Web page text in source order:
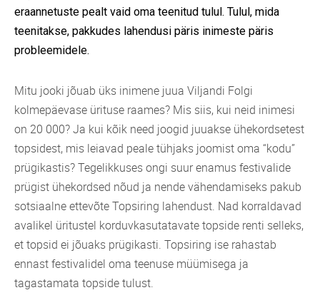
eraannetuste pealt vaid oma teenitud tulul. Tulul, mida
teenitakse, pakkudes lahendusi päris inimeste päris
probleemidele.
Mitu jooki jõuab üks inimene juua Viljandi Folgi
kolmepäevase ürituse raames? Mis siis, kui neid inimesi
on 20 000? Ja kui kõik need joogid juuakse ühekordsetest
topsidest, mis leiavad peale tühjaks joomist oma “kodu”
prügikastis? Tegelikkuses ongi suur enamus festivalide
prügist ühekordsed nõud ja nende vähendamiseks pakub
sotsiaalne ettevõte Topsiring lahendust. Nad korraldavad
avalikel üritustel korduvkasutatavate topside renti selleks,
et topsid ei jõuaks prügikasti. Topsiring ise rahastab
ennast festivalidel oma teenuse müümisega ja
tagastamata topside tulust.